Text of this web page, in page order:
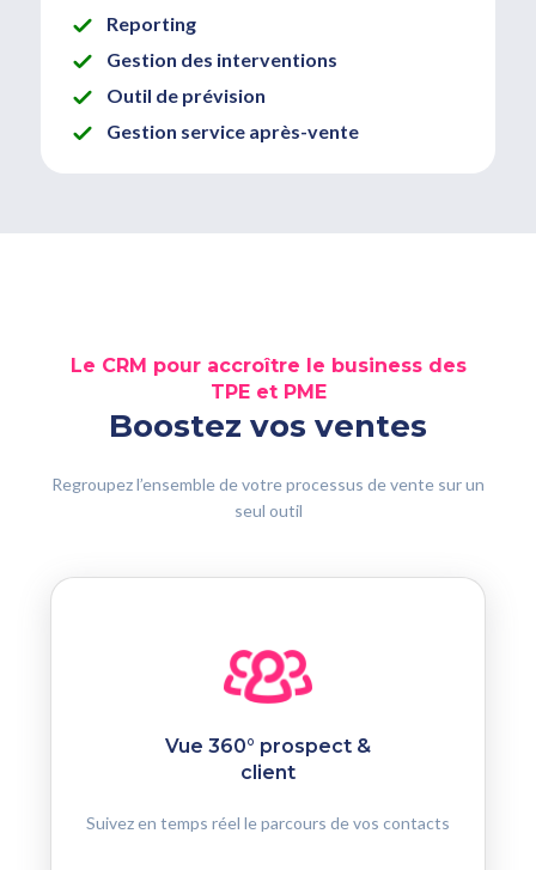
Reporting
Gestion des interventions
Outil de prévision
Gestion service après-vente
Le CRM pour accroître le business des
TPE et PME
Boostez vos ventes
Regroupez l’ensemble de votre processus de vente sur un
seul outil
Vue 360° prospect &
client
Suivez en temps réel le parcours de vos contacts